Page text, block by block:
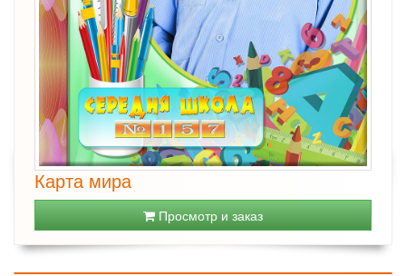
Карта мира
Просмотр и заказ